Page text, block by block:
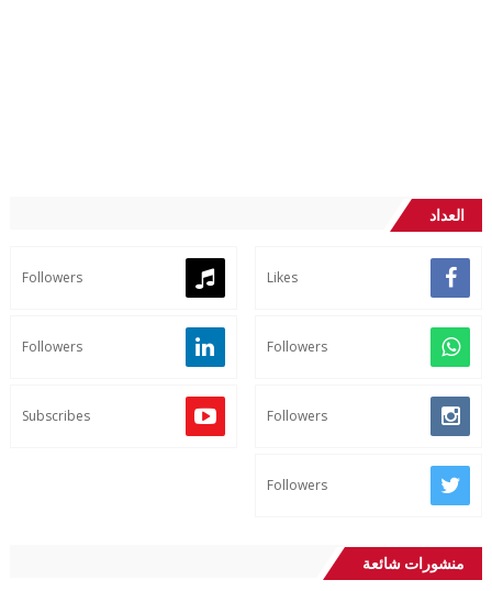
العداد
Likes
Followers
Followers
Followers
Followers
Subscribes
Followers
منشورات شائعة